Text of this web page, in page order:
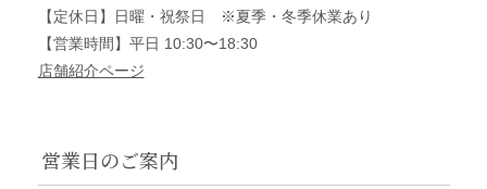
【定休日】日曜・祝祭日 ※夏季・冬季休業あり
【営業時間】平日 10:30〜18:30
店舗紹介ページ
営業日のご案内